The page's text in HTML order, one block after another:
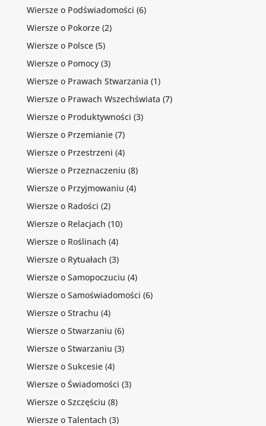
Wiersze o Podświadomości (6)
Wiersze o Pokorze(2)
Wiersze o Polsce(5)
Wiersze o Pomocy(3)
Wiersze o Prawach Stwarzania (1)
Wiersze o Prawach Wszechświata (7)
Wiersze o Produktywności (3)
Wiersze o Przemianie(7)
Wiersze o Przestrzeni (4)
Wiersze o Przeznaczeniu (8)
Wiersze o Przyjmowaniu (4)
Wiersze o Radości (2)
Wiersze o Relacjach (10)
Wiersze o Roślinach (4)
Wiersze o Rytuałach (3)
Wiersze o Samopoczuciu (4)
Wiersze o Samoświadomości (6)
Wiersze o Strachu (4)
Wiersze o Stwarzaniu (6)
Wiersze o Stwarzaniu (3)
Wiersze o Sukcesie(4)
Wiersze o Świadomości (3)
Wiersze o Szczęściu (8)
Wiersze o Talentach (3)